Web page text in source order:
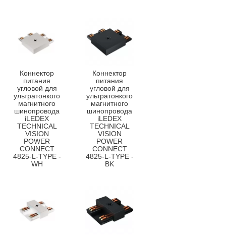
Коннектор
питания
угловой для
ультратонкого
магнитного
шинопровода
iLEDEX
TECHNICAL
VISION
POWER
CONNECT
4825-L-TYPE -
WH
Коннектор
питания
угловой для
ультратонкого
магнитного
шинопровода
iLEDEX
TECHNICAL
VISION
POWER
CONNECT
4825-L-TYPE -
BK